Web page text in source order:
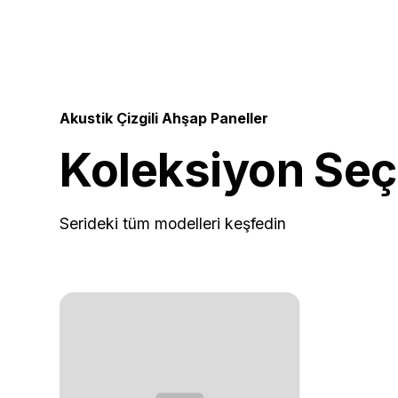
Akustik Çizgili Ahşap Paneller
Koleksiyon
Serideki tüm modelleri keşfedin